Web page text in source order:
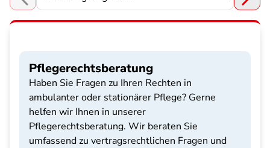
Choose a section
Pflegerechtsberatung
Haben Sie Fragen zu Ihren Rechten in
ambulanter oder stationärer Pflege? Gerne
helfen wir Ihnen in unserer
Pflegerechtsberatung. Wir beraten Sie
umfassend zu vertragsrechtlichen Fragen und